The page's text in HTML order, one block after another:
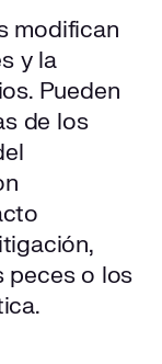
modifican
y la
Pueden
de los
peces o los